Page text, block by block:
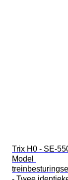
Trix H0 - SE-
Model